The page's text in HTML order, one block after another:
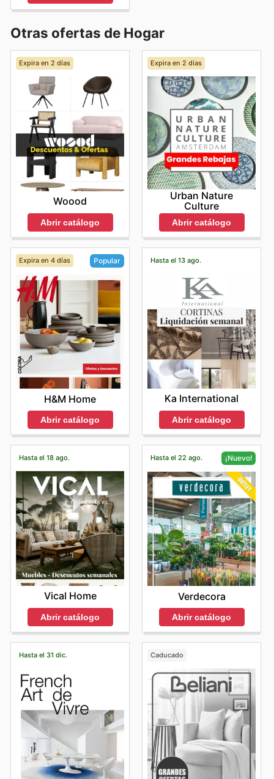
Otras ofertas de Hogar
Expira en 2 días
Woood
Abrir catálogo
Expira en 2 días
Urban Nature
Culture
Abrir catálogo
Expira en 4 días Popular
H&M Home
Abrir catálogo
Hasta el 13 ago.
Ka International
Abrir catálogo
Hasta el 18 ago.
Vical Home
Abrir catálogo
Hasta el 22 ago. ¡Nuevo!
Verdecora
Abrir catálogo
Hasta el 31 dic. Caducado